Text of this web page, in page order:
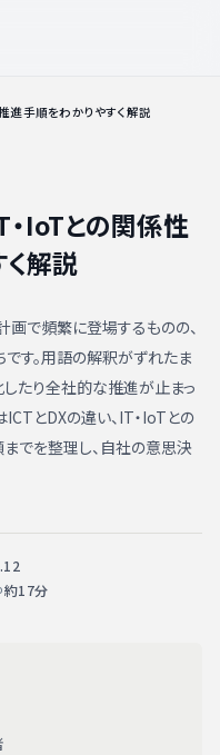
進手順をわかりやすく解説
IoTとの関係性
解説
で頻繁に登場するものの、
す。用語の解釈がずれたま
たり全社的な推進が止まっ
とDXの違い、IT・IoTとの
でを整理し、自社の意思決
約17分